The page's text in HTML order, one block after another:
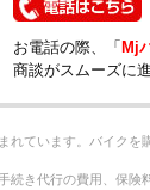
お電話の際、「 Mj
商談がスムーズに
ています。バイクを
き代行の費用、保険